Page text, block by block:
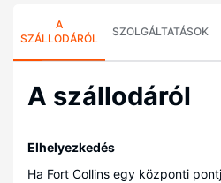
A
SZÁLLODÁRÓL
SZOLGÁLTATÁSOK
A szállodáról
Elhelyezkedés
Ha Fort Collins egy központi